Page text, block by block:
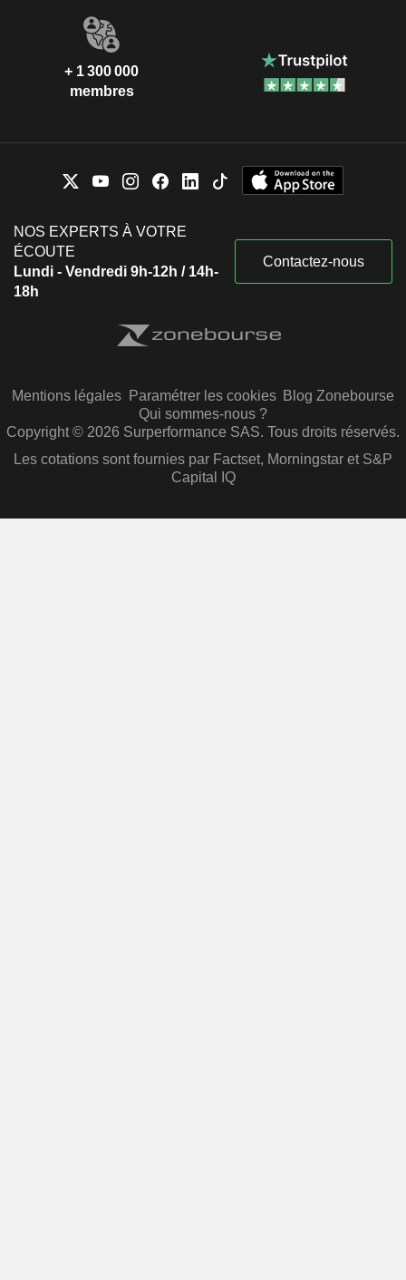
+ 1 300 000
membres
NOS EXPERTS À VOTRE
ÉCOUTE
Lundi - Vendredi 9h-12h / 14h-
18h
Contactez-nous
Mentions légales Paramétrer les cookies Blog Zonebourse
Qui sommes-nous ?
Copyright © 2026 Surperformance SAS. Tous droits réservés.
Les cotations sont fournies par Factset, Morningstar et S&P
Capital IQ